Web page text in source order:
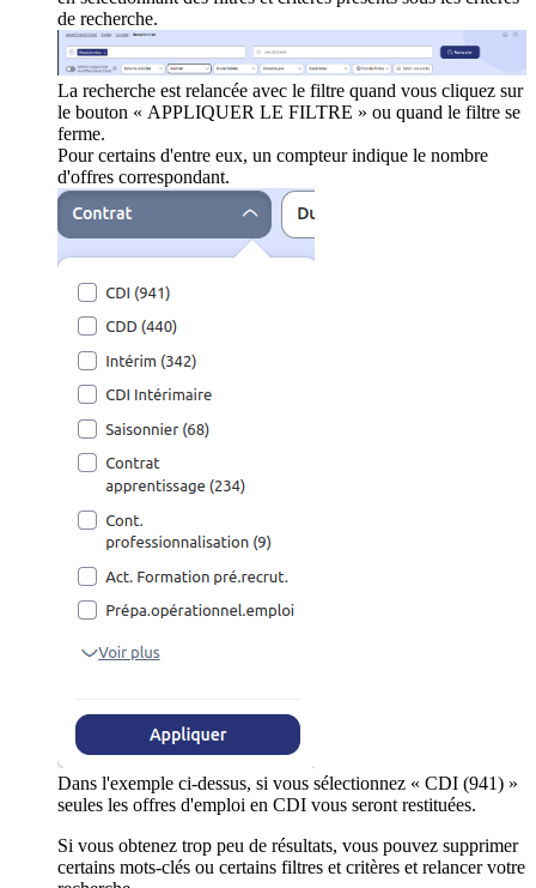
de recherche.
La recherche est relancée avec le filtre quand vous cliquez sur
le bouton « APPLIQUER LE FILTRE » ou quand le filtre se
ferme.
Pour certains d'entre eux, un compteur indique le nombre
d'offres correspondant.
Dans l'exemple ci-dessus, si vous sélectionnez « CDI (941) »
seules les offres d'emploi en CDI vous seront restituées.
Si vous obtenez trop peu de résultats, vous pouvez supprimer
certains mots-clés ou certains filtres et critères et relancer votre